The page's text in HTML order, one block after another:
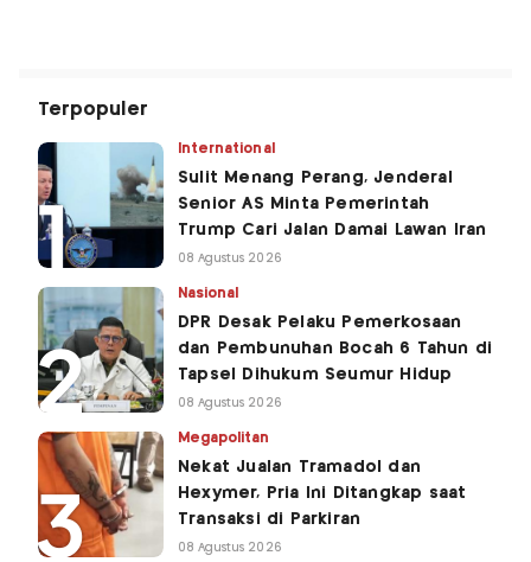
Terpopuler
International
Sulit Menang Perang, Jenderal
Senior AS Minta Pemerintah
Trump Cari Jalan Damai Lawan Iran
08 Agustus 2026
Nasional
DPR Desak Pelaku Pemerkosaan
dan Pembunuhan Bocah 6 Tahun di
Tapsel Dihukum Seumur Hidup
08 Agustus 2026
Megapolitan
Nekat Jualan Tramadol dan
Hexymer, Pria Ini Ditangkap saat
Transaksi di Parkiran
08 Agustus 2026